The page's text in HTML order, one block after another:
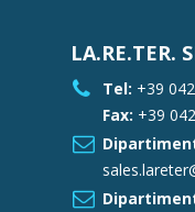
LA.RE.TER.
Tel: +39
Fax: +39